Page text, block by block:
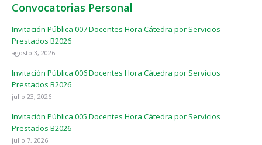
Convocatorias Personal
Invitación Pública 007 Docentes Hora Cátedra por Servicios
Prestados B2026
agosto 3, 2026
Invitación Pública 006 Docentes Hora Cátedra por Servicios
Prestados B2026
julio 23, 2026
Invitación Pública 005 Docentes Hora Cátedra por Servicios
Prestados B2026
julio 7, 2026